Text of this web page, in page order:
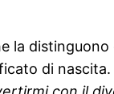
la distinguono
di